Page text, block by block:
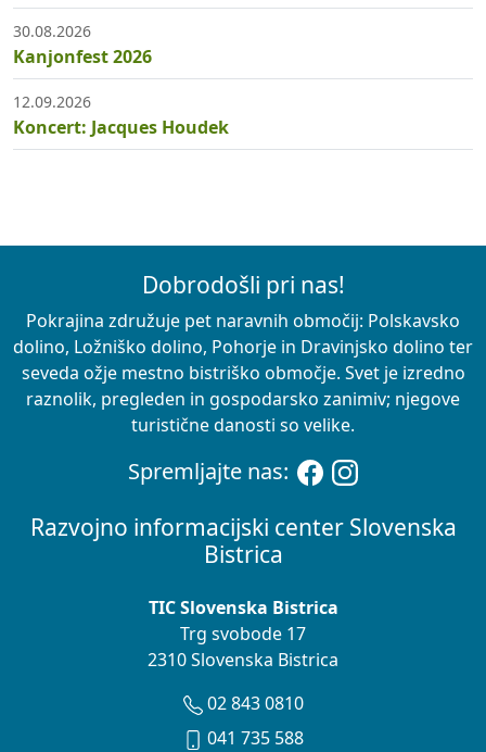
30.08.2026
Kanjonfest 2026
12.09.2026
Koncert: Jacques Houdek
Razvojno informacijski center Slovenska
Bistrica
TIC Slovenska Bistrica
Trg svobode 17
2310 Slovenska Bistrica
02 843 0810
041 735 588
Dobrodošli pri nas!
Pokrajina združuje pet naravnih območij: Polskavsko
dolino, Ložniško dolino, Pohorje in Dravinjsko dolino ter
seveda ožje mestno bistriško območje. Svet je izredno
raznolik, pregleden in gospodarsko zanimiv; njegove
turistične danosti so velike.
Spremljajte nas: